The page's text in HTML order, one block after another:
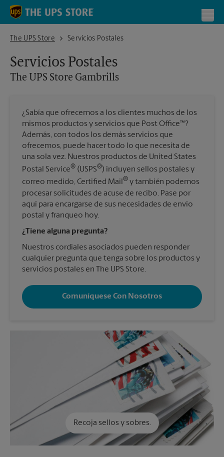
Skip to content
Return to Nav
The UPS Store
The UPS Store GambrillsServicios Postales
Servicios Postales
The UPS Store Gambrills
¿Sabía que ofrecemos a los clientes muchos de los
mismos productos y servicios que Post Office™?
Además, con todos los demás servicios que
ofrecemos, puede hacer todo lo que necesita de
una sola vez. Nuestros productos de United States
Postal Service® (USPS®) incluyen sellos postales y
correo medido, Certified Mail® y también podemos
procesar solicitudes de acuse de recibo. Pase por
aquí para encargarse de sus necesidades de envío
postal y franqueo hoy.
¿Tiene alguna pregunta?
Nuestros cordiales asociados pueden responder
cualquier pregunta que tenga sobre los productos y
servicios postales en The UPS Store.
Comuníquese Con Nosotros
Recoja sellos y sobres.